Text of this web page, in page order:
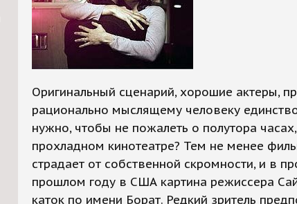
Оригинальный сценарий, хорошие актеры,
рационально мыслящему человеку
нужно, чтобы не пожалеть о полутора
прохладном кинотеатре? Тем не менее
страдает от собственной скромности, и в
прошлом году в США картина режиссера
каток по имени Борат. Редкий зритель